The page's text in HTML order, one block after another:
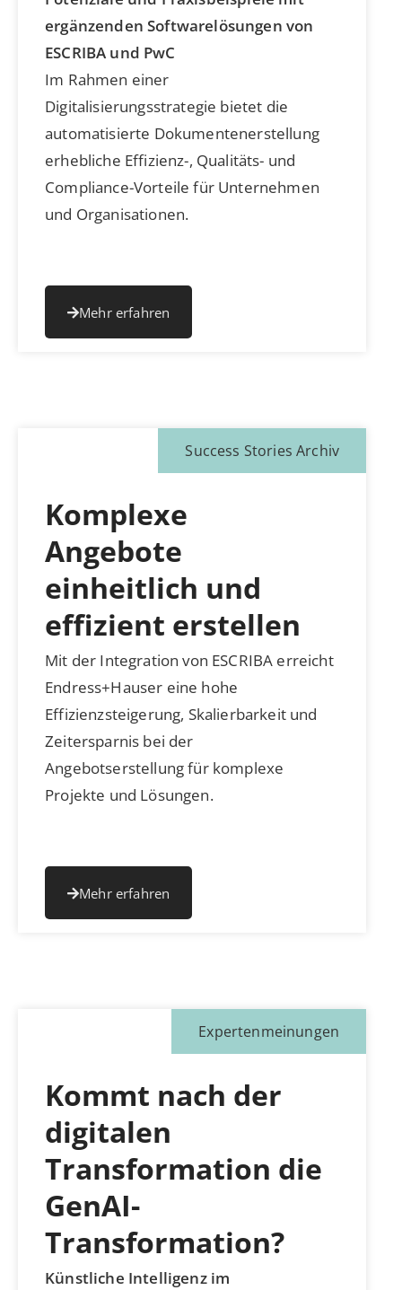
ergänzenden Softwarelösungen von
ESCRIBA und PwC
Im Rahmen einer
Digitalisierungsstrategie bietet die
automatisierte Dokumentenerstellung
erhebliche Effizienz-, Qualitäts- und
Compliance-Vorteile für Unternehmen
und Organisationen.
Mehr erfahren
Success Stories Archiv
Komplexe
Angebote
einheitlich und
effizient erstellen
Mit der Integration von ESCRIBA erreicht
Endress+Hauser eine hohe
Effizienzsteigerung, Skalierbarkeit und
Zeitersparnis bei der
Angebotserstellung für komplexe
Projekte und Lösungen.
Mehr erfahren
Expertenmeinungen
Kommt nach der
digitalen
Transformation die
GenAI-
Transformation?
Künstliche Intelligenz im